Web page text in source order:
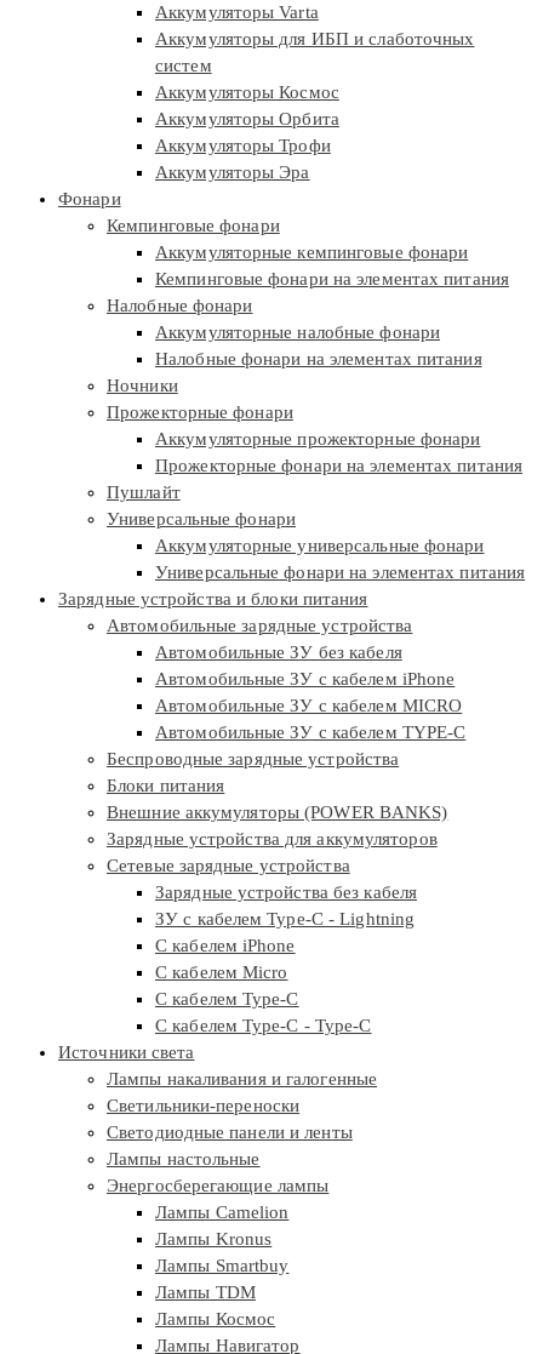
Аккумуляторы Varta
Аккумуляторы для ИБП и слаботочных
систем
Аккумуляторы Космос
Аккумуляторы Орбита
Аккумуляторы Трофи
Аккумуляторы Эра
Фонари
Кемпинговые фонари
Аккумуляторные кемпинговые фонари
Кемпинговые фонари на элементах питания
Налобные фонари
Аккумуляторные налобные фонари
Налобные фонари на элементах питания
Ночники
Прожекторные фонари
Аккумуляторные прожекторные фонари
Прожекторные фонари на элементах питания
Пушлайт
Универсальные фонари
Аккумуляторные универсальные фонари
Универсальные фонари на элементах питания
Зарядные устройства и блоки питания
Автомобильные зарядные устройства
Автомобильные ЗУ без кабеля
Автомобильные ЗУ с кабелем iPhone
Автомобильные ЗУ с кабелем MICRO
Автомобильные ЗУ с кабелем TYPE-C
Беспроводные зарядные устройства
Блоки питания
Внешние аккумуляторы (POWER BANKS)
Зарядные устройства для аккумуляторов
Сетевые зарядные устройства
Зарядные устройства без кабеля
ЗУ с кабелем Type-C - Lightning
С кабелем iPhone
С кабелем Micro
С кабелем Type-C
С кабелем Type-C - Type-C
Источники света
Лампы накаливания и галогенные
Светильники-переноски
Светодиодные панели и ленты
Лампы настольные
Энергосберегающие лампы
Лампы Camelion
Лампы Kronus
Лампы Smartbuy
Лампы TDM
Лампы Космос
Лампы Навигатор